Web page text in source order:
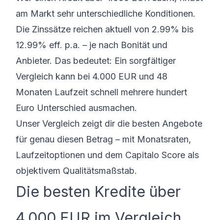
am Markt sehr unterschiedliche Konditionen.
Die Zinssätze reichen aktuell von 2.99% bis
12.99% eff. p.a. – je nach Bonität und
Anbieter. Das bedeutet: Ein sorgfältiger
Vergleich kann bei 4.000 EUR und 48
Monaten Laufzeit schnell mehrere hundert
Euro Unterschied ausmachen.
Unser Vergleich zeigt dir die besten Angebote
für genau diesen Betrag – mit Monatsraten,
Laufzeitoptionen und dem Capitalo Score als
objektivem Qualitätsmaßstab.
Die besten Kredite über